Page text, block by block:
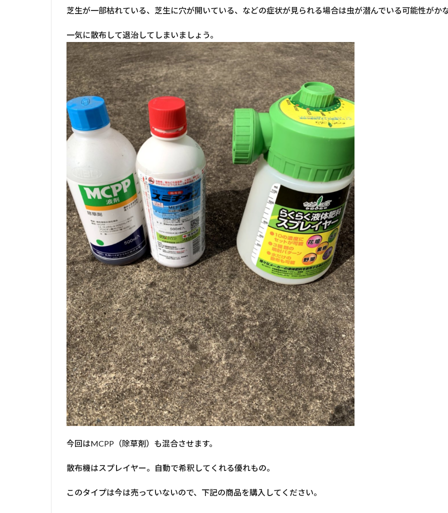
芝生が一部枯れている、芝生に穴が開いている、などの症状が見られる場合は虫が潜んでいる可能性がかな
一気に散布して退治してしまいましょう。
今回はMCPP（除草剤）も混合させます。
散布機はスプレイヤー。自動で希釈してくれる優れもの。
このタイプは今は売っていないので、下記の商品を購入してください。